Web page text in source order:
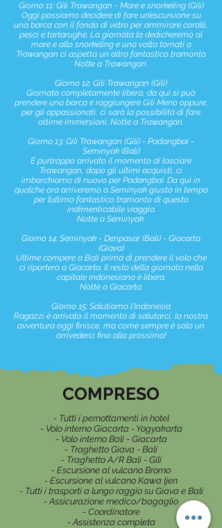
Giorno 11: Gili Trawangan - Mare e snorkeling (Gili)
Oggi possiamo decidere di fare un’escursione su
una barca con il fondo di vetro per ammirare coralli,
pesci e tartarughe. La giornata la dedicheremo al
mare e allo snorkeling e una volta tornati a
Trawangan ci aspetta un altro fantastico tramonto.
Notte a Trawangan.
Giorno 12: Gili Trawangan (Gili)
Giornata completamente libera, da qui si può
prendere una barca e raggiungere Gili Meno oppure,
per gli appassionati, ci sarà la possibilità di fare
ottime immersioni. Notte a Trawangan.
Giorno 13: Gili Trawangan (Gili) - Padangbai -
Seminyak (Bali)
É purtroppo arrivato il momento di lasciare
Trawangan, dopo gli ultimi acquisti, ci
imbarchiamo di nuovo per Padangbai. Da qui in
qualche ora arriveremo a Seminyak giusto in tempo
per l’ultimo fantastico tramonto di questo
indimenticabile viaggio.
Notte a Seminyak.
Giorno 14: Seminyak - Denpasar (Bali) - Giacarta
(Giava)
Ultime compere a Bali prima di prendere il volo che
ci riporterà a Giacarta. Il resto della giornata nella
capitale indonesiana è libera.
Notte a Giacarta.
Giorno 15: Salutiamo l'Indonesia
Ragazzi è arrivato il momento di salutarci, la nostra
avventura oggi finisce, ma come sempre è solo un
arrivederci fino alla prossima!
COMPRESO
- Tutti i pernottamenti in hotel
- Volo interno Giacarta - Yogyakarta
- Volo interno Bali - Giacarta
- Traghetto Giava - Bali
- Traghetto A/R Bali - Gili
- Escursione al vulcano Bromo
- Escursione al vulcano Kawa Ijen
- Tutti i trasporti a lungo raggio su Giava e Bali
- Assicurazione medico/bagaglio
- Coordinatore
- Assistenza completa